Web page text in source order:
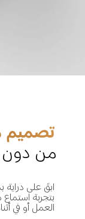
تصميم
من دون
ابقَ على
بتجربة استماع
العمل أو في